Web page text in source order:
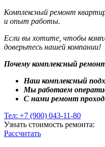
Комплексный ремонт
и опыт работы.
Если вы хотите, чтобы
доверьтесь нашей компании!
Почему комплексный
Наш комплексный
Мы работаем
С нами ремонт
Тел: +7 (900) 043-11-80
Узнать стоимость ремонта:
Рассчитать